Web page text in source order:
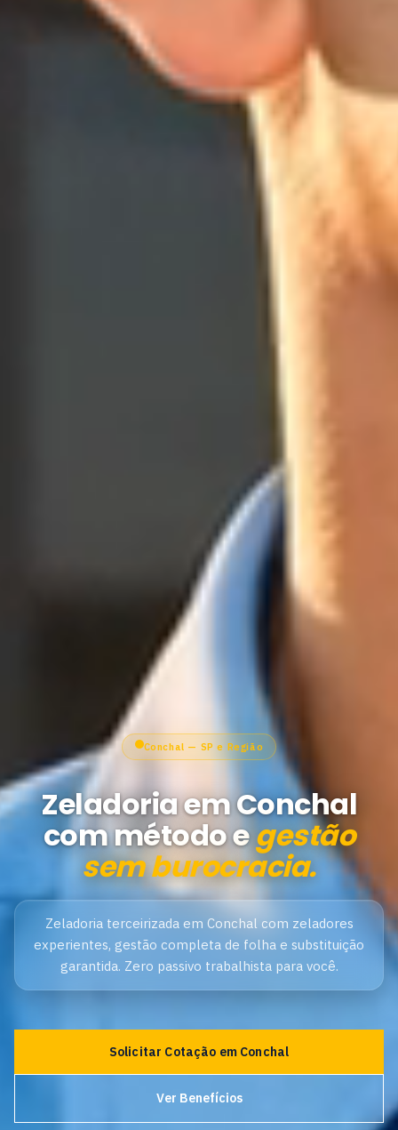
Conchal — SP e Região
Zeladoria em Conchal
com método egestão
sem burocracia.
Zeladoria terceirizada em Conchal com zeladores
experientes, gestão completa de folha e substituição
garantida. Zero passivo trabalhista para você.
Solicitar Cotação em Conchal
Ver Benefícios